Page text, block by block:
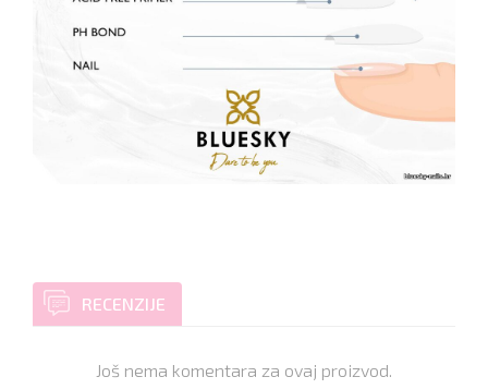
RECENZIJE
Još nema komentara za ovaj proizvod.